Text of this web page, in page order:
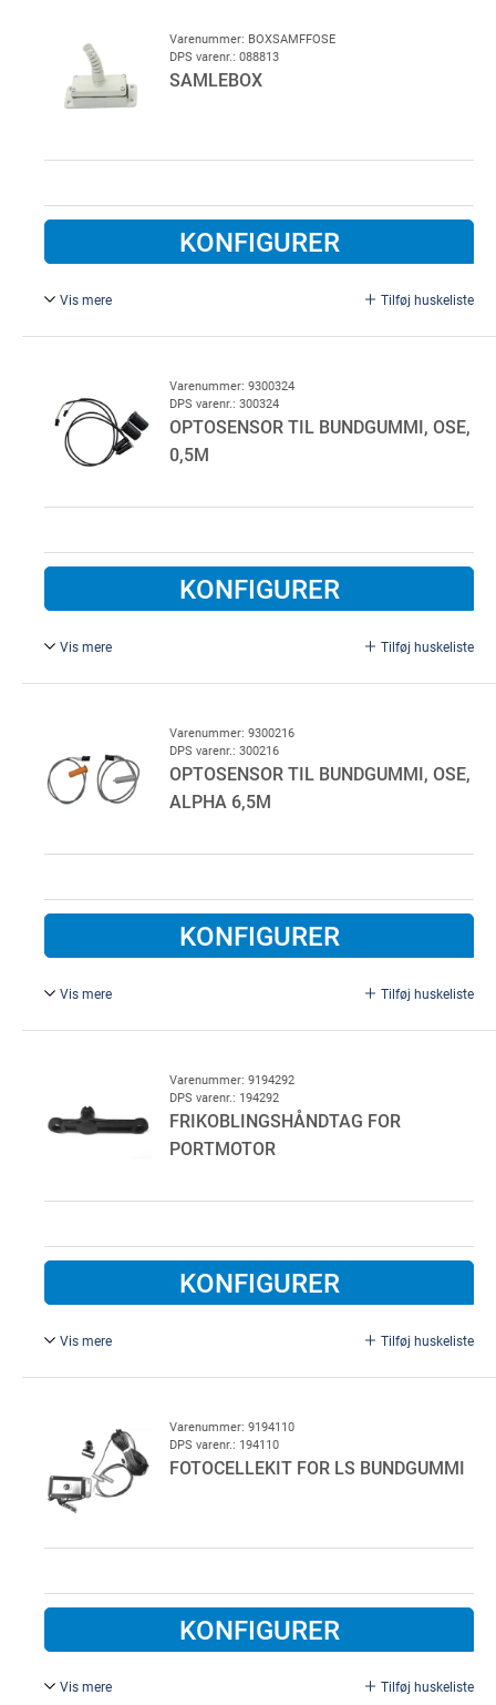
Varenummer: BOXSAMFFOSE
DPS varenr.: 088813
SAMLEBOX
KONFIGURER
Vis mere Tilføj huskeliste
Fotocelle bundgummi.
Varenummer: 9300324
DPS varenr.: 300324
OPTOSENSOR TIL BUNDGUMMI, OSE,
0,5M
KONFIGURER
Vis mere Tilføj huskeliste
Varenummer: 9300216
DPS varenr.: 300216
OPTOSENSOR TIL BUNDGUMMI, OSE,
ALPHA 6,5M
KONFIGURER
Vis mere Tilføj huskeliste
Varenummer: 9194292
DPS varenr.: 194292
FRIKOBLINGSHÅNDTAG FOR
PORTMOTOR
KONFIGURER
Vis mere Tilføj huskeliste
Varenummer: 9194110
DPS varenr.: 194110
FOTOCELLEKIT FOR LS BUNDGUMMI
KONFIGURER
Vis mere Tilføj huskeliste